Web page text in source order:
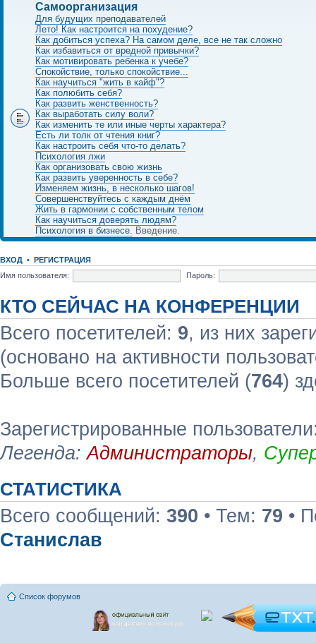
Самоорганизация
Для будущих преподавателей
Лето! Как настроится на похудение?
Как добиться успеха? На самом деле, все не так сложно
Как избавиться от вредной привычки?
Как мотивировать ребенка к учебе?
Спокойствие, только спокойствие...
Как научиться "жить в кайф"?
Как полюбить себя?
Как развить женственность?
Как выработать силу воли?
Как изменить те или иные черты характера?
Есть ли толк от чтения книг?
Как настроить себя что-то делать?
Психология лжи
Как организовать свою жизнь
Как развить уверенность в себе?
Изменяем жизнь, в несколько шагов!
Совершенствуйтесь с каждым днём
Жить в гармонии с собственным телом
Как научиться доверять людям?
Психология в бизнесе. Введение.
ВХОД • РЕГИСТРАЦИЯ
Имя пользователя:
Пароль:
КТО СЕЙЧАС НА КОНФЕРЕНЦИИ
Всего посетителей: 9, из них
(основано на активности
Больше всего посетителей (764)
Зарегистрированные
Легенда:Администраторы,
СТАТИСТИКА
Всего сообщений: 390 • Тем: 79 •
Станислав
Список форумов